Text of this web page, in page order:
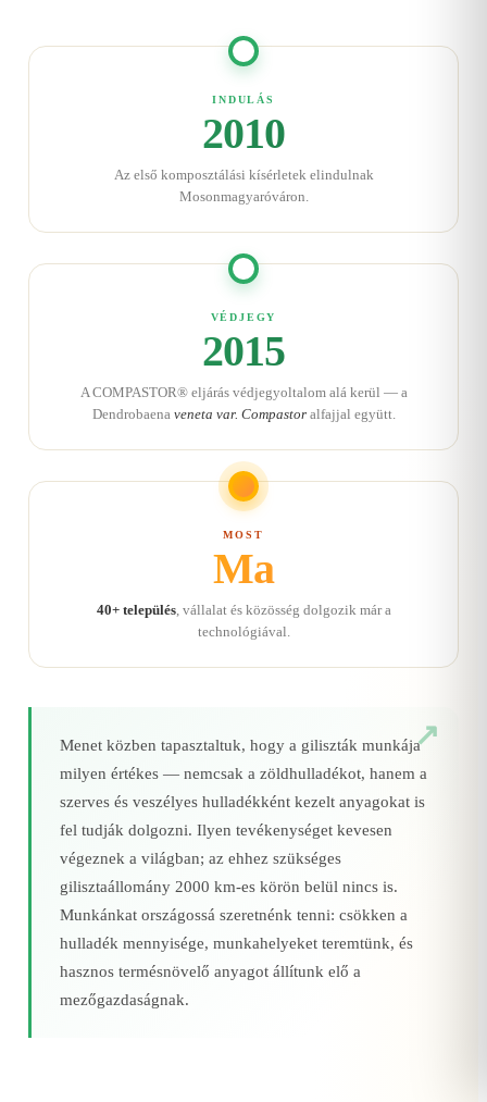
INDULÁS
2010
Az első komposztálási kísérletek elindulnak
Mosonmagyaróváron.
VÉDJEGY
2015
A COMPASTOR® eljárás védjegyoltalom alá kerül — a
Dendrobaena veneta var. Compastoralfajjal együtt.
MOST
Ma
40+ település, vállalat és közösség dolgozik már a
technológiával.
Menet közben tapasztaltuk, hogy a giliszták munkája
milyen értékes — nemcsak a zöldhulladékot, hanem a
szerves és veszélyes hulladékként kezelt anyagokat is
fel tudják dolgozni. Ilyen tevékenységet kevesen
végeznek a világban; az ehhez szükséges
gilisztaállomány 2000 km‑es körön belül nincs is.
Munkánkat országossá szeretnénk tenni: csökken a
hulladék mennyisége, munkahelyeket teremtünk, és
hasznos termésnövelő anyagot állítunk elő a
mezőgazdaságnak.